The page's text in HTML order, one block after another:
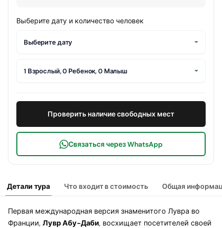
Детали тура Что входит в стоимость Общая
Первая международная версия знаменитого Лувра во
Франции, Лувр Абу-Даби, восхищает посетителей своей
Выберите дату и количество человек
Выберите дату
1 Взрослый, 0 Ребенок, 0 Малыш
Проверить наличие свободных мест
Связаться через WhatsApp